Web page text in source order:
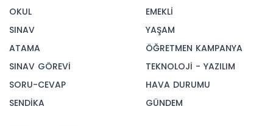
OKUL
SINAV
ATAMA
SINAV GÖREVİ
SORU-CEVAP
SENDİKA
EMEKLİ
YAŞAM
ÖĞRETMEN KAMPANYA
TEKNOLOJİ - YAZILIM
HAVA DURUMU
GÜNDEM